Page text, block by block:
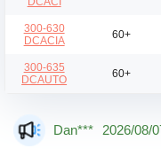
300-630
DCACIA
60+
300-635
DCAUTO
60+
Dan*** 2026/08/